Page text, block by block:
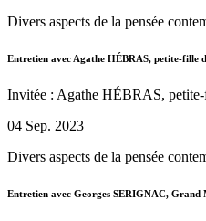
Divers aspects de la pensée
Entretien avec Agathe HÉBRAS, petite-fille
Invitée : Agathe HÉBRAS,
04 Sep. 2023
Divers aspects de la pensée
Entretien avec Georges SERIGNAC, Grand